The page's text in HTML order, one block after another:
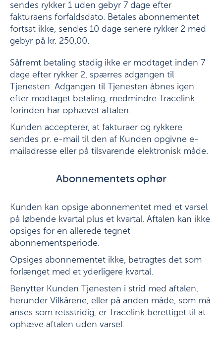
sendes rykker 1 uden gebyr 7 dage efter
fakturaens forfaldsdato. Betales abonnementet
fortsat ikke, sendes 10 dage senere rykker 2 med
gebyr på kr. 250,00.
Såfremt betaling stadig ikke er modtaget inden 7
dage efter rykker 2, spærres adgangen til
Tjenesten. Adgangen til Tjenesten åbnes igen
efter modtaget betaling, medmindre Tracelink
forinden har ophævet aftalen.
Kunden accepterer, at fakturaer og rykkere
sendes pr. e-mail til den af Kunden opgivne e-
mailadresse eller på tilsvarende elektronisk måde.
Abonnementets ophør
Kunden kan opsige abonnementet med et varsel
på løbende kvartal plus et kvartal. Aftalen kan ikke
opsiges for en allerede tegnet
abonnementsperiode.
Opsiges abonnementet ikke, betragtes det som
forlænget med et yderligere kvartal.
Benytter Kunden Tjenesten i strid med aftalen,
herunder Vilkårene, eller på anden måde, som må
anses som retsstridig, er Tracelink berettiget til at
ophæve aftalen uden varsel.